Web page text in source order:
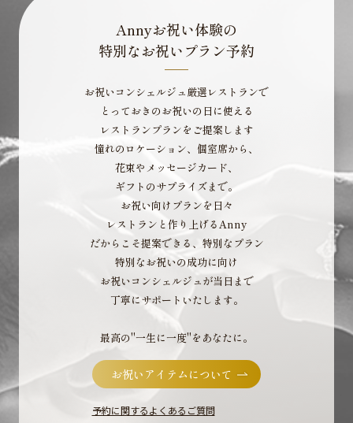
Annyお祝い体験の
特別なお祝いプラン予約
お祝いコンシェルジュ厳選レストランで
とっておきのお祝いの日に使える
レストランプランをご提案します
憧れのロケーション、個室席から、
花束やメッセージカード、
ギフトのサプライズまで。
お祝い向けプランを日々
レストランと作り上げるAnny
だからこそ提案できる、特別なプラン
特別なお祝いの成功に向け
お祝いコンシェルジュが当日まで
丁寧にサポートいたします。
最高の"一生に一度"をあなたに。
お祝いアイテムについて
予約に関するよくあるご質問